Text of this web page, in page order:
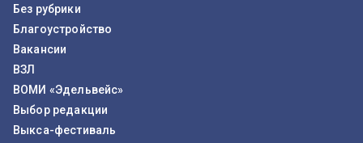
Без рубрики
Благоустройство
Вакансии
ВЗЛ
ВОМИ «Эдельвейс»
Выбор редакции
Выкса-фестиваль